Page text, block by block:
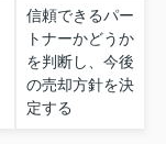
信頼できるパー
トナーかどうか
を判断し、今後
の売却方針を決
定する